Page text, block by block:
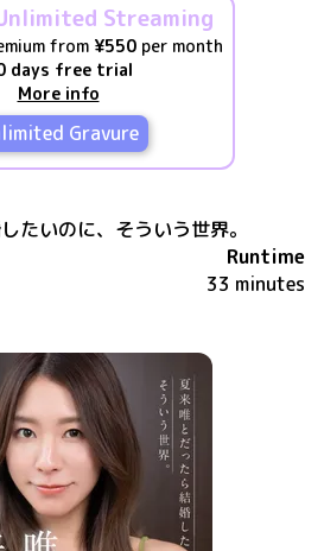
Streaming
from ¥550per month
days free trial
More info
Gravure
たいのに、そういう世界。
Runtime
33 minutes